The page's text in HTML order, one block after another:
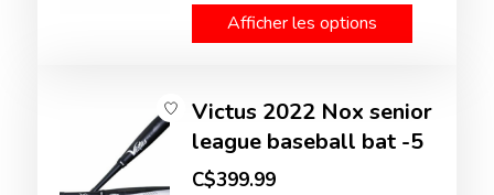
Afficher les options
Victus 2022 Nox senior
league baseball bat -5
C$399.99